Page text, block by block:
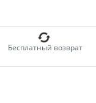
Бесплатный возврат